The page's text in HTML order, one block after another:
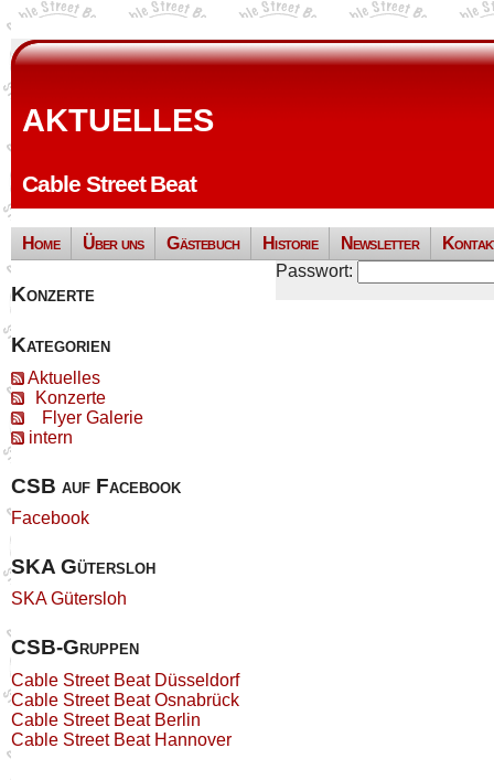
AKTUELLES
Cable Street Beat
Home Über uns Gästebuch Historie Newsletter
Konzerte
Kategorien
Aktuelles
Konzerte
Flyer Galerie
intern
CSB auf Facebook
Facebook
SKA Gütersloh
SKA Gütersloh
CSB-Gruppen
Cable Street Beat Düsseldorf
Cable Street Beat Osnabrück
Cable Street Beat Berlin
Cable Street Beat Hannover
Passwort: